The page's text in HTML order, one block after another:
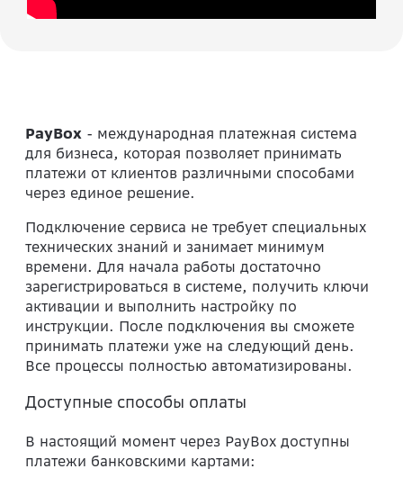
PayBox - международная платежная система
для бизнеса, которая позволяет принимать
платежи от клиентов различными способами
через единое решение.
Подключение сервиса не требует специальных
технических знаний и занимает минимум
времени. Для начала работы достаточно
зарегистрироваться в системе, получить ключи
активации и выполнить настройку по
инструкции. После подключения вы сможете
принимать платежи уже на следующий день.
Все процессы полностью автоматизированы.
Доступные способы оплаты
В настоящий момент через PayBox доступны
платежи банковскими картами: